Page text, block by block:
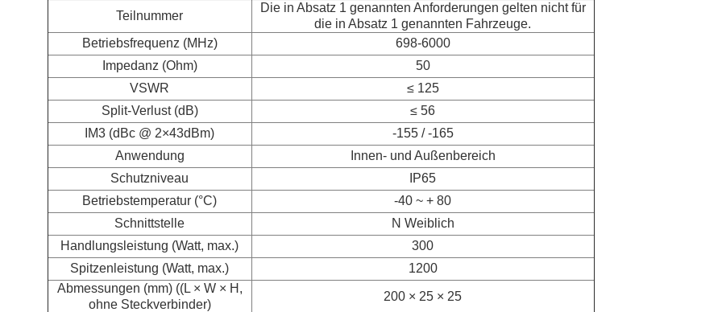
Teilnummer
Die in Absatz 1 genannten Anforderungen gelten nicht für
die in Absatz 1 genannten Fahrzeuge.
Betriebsfrequenz (MHz)
698-6000
Impedanz (Ohm)
50
VSWR
≤ 125
Split-Verlust (dB)
≤ 56
IM3 (dBc @ 2×43dBm)
-155 / -165
Anwendung
Innen- und Außenbereich
Schutzniveau
IP65
Betriebstemperatur (°C)
-40 ~ + 80
Schnittstelle
N Weiblich
Handlungsleistung (Watt, max.)
300
Spitzenleistung (Watt, max.)
1200
Abmessungen (mm) ((L × W × H,
ohne Steckverbinder)
200 × 25 × 25